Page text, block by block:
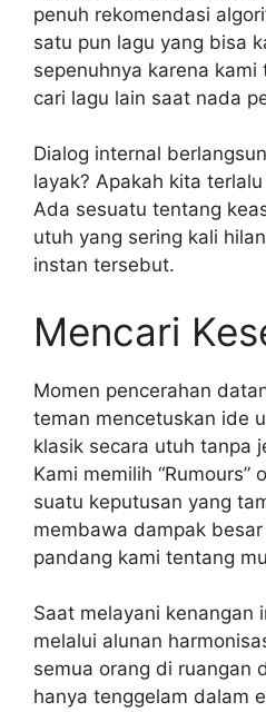
penuh rekomendasi
satu pun lagu yang bisa
sepenuhnya karena
cari lagu lain saat nada
Dialog internal
layak? Apakah kita
Ada sesuatu tentang
utuh yang sering kali
instan tersebut.
Mencari
Momen pencerahan
teman mencetuskan ide
klasik secara utuh tanpa
Kami memilih
suatu keputusan yang
membawa dampak
pandang kami tentang
Saat melayani kenangan
melalui alunan
semua orang di ruangan
hanya tenggelam dalam